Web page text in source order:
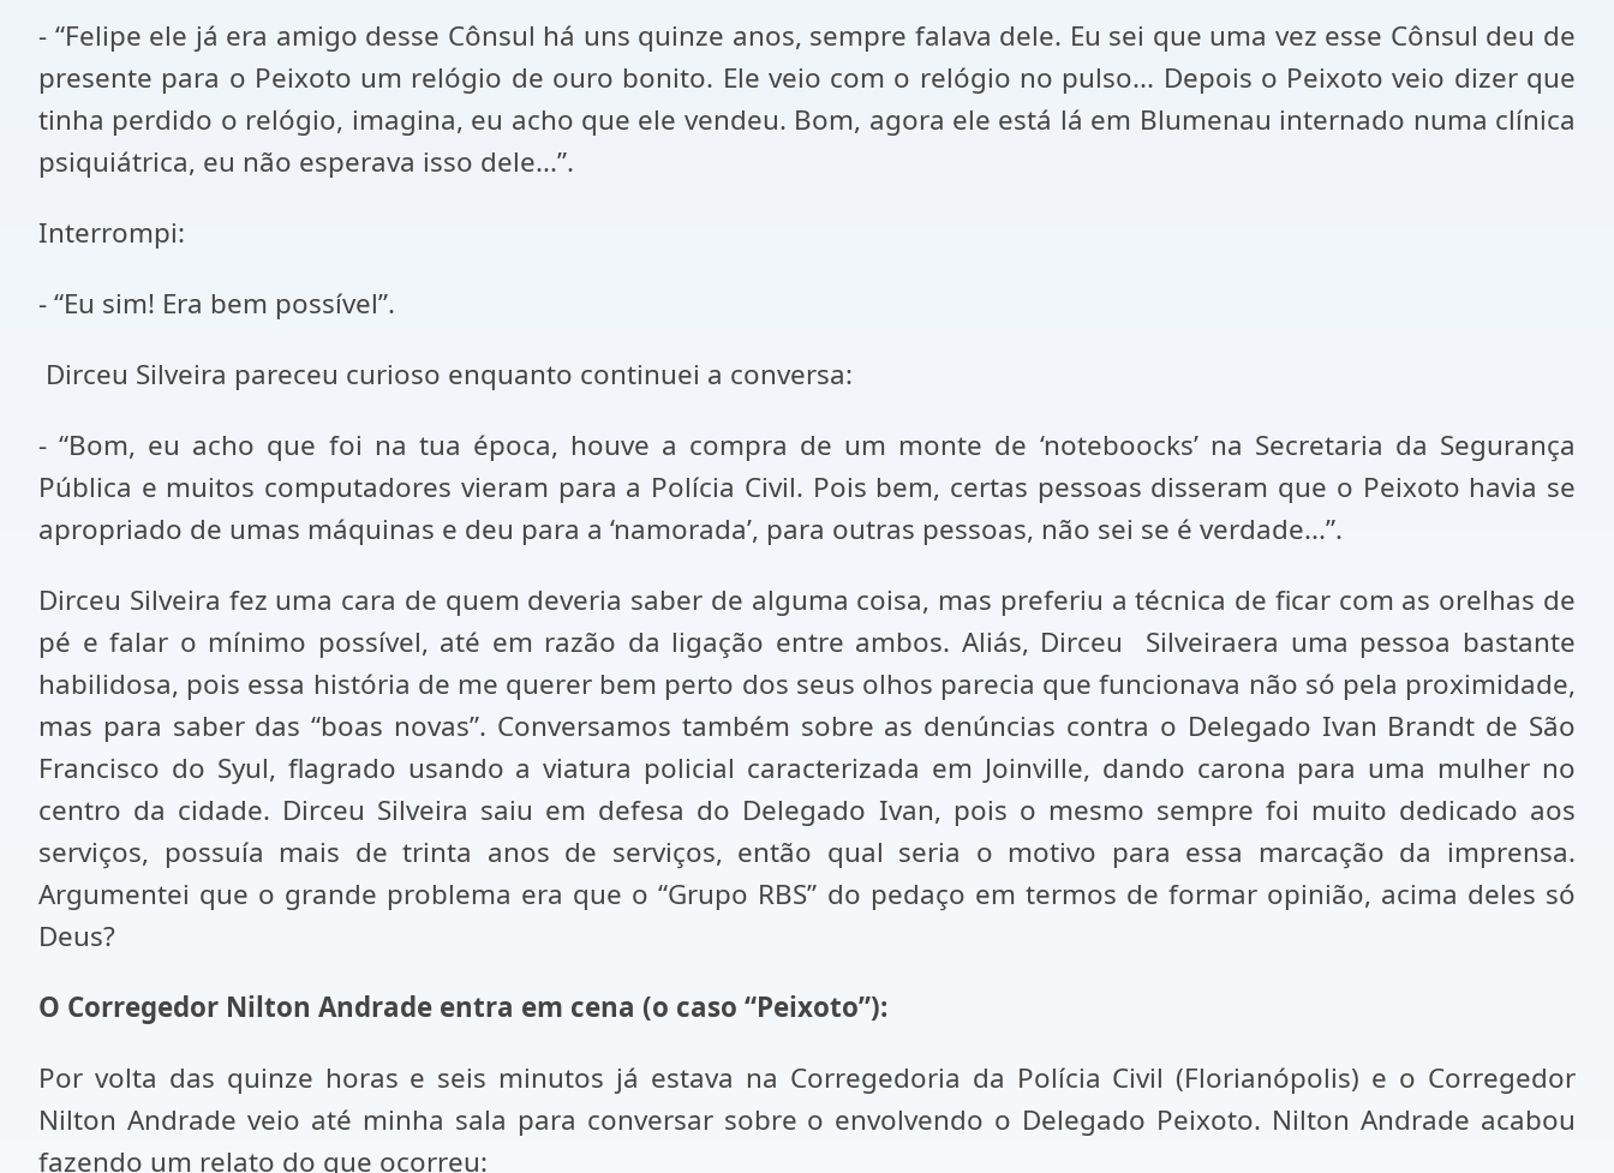
- “Felipe ele já era amigo desse Cônsul há uns quinze anos, sempre falava dele. Eu sei que uma vez esse Cônsul deu de
presente para o Peixoto um relógio de ouro bonito. Ele veio com o relógio no pulso... Depois o Peixoto veio dizer que
tinha perdido o relógio, imagina, eu acho que ele vendeu. Bom, agora ele está lá em Blumenau internado numa clínica
psiquiátrica, eu não esperava isso dele...”.
Interrompi:
- “Eu sim! Era bem possível”.
Dirceu Silveira pareceu curioso enquanto continuei a conversa:
- “Bom, eu acho que foi na tua época, houve a compra de um monte de ‘noteboocks’ na Secretaria da Segurança
Pública e muitos computadores vieram para a Polícia Civil. Pois bem, certas pessoas disseram que o Peixoto havia se
apropriado de umas máquinas e deu para a ‘namorada’, para outras pessoas, não sei se é verdade...”.
Dirceu Silveira fez uma cara de quem deveria saber de alguma coisa, mas preferiu a técnica de ficar com as orelhas de
pé e falar o mínimo possível, até em razão da ligação entre ambos. Aliás, Dirceu Silveiraera uma pessoa bastante
habilidosa, pois essa história de me querer bem perto dos seus olhos parecia que funcionava não só pela proximidade,
mas para saber das “boas novas”. Conversamos também sobre as denúncias contra o Delegado Ivan Brandt de São
Francisco do Syul, flagrado usando a viatura policial caracterizada em Joinville, dando carona para uma mulher no
centro da cidade. Dirceu Silveira saiu em defesa do Delegado Ivan, pois o mesmo sempre foi muito dedicado aos
serviços, possuía mais de trinta anos de serviços, então qual seria o motivo para essa marcação da imprensa.
Argumentei que o grande problema era que o “Grupo RBS” do pedaço em termos de formar opinião, acima deles só
Deus?
O Corregedor Nilton Andrade entra em cena (o caso “Peixoto”):
Por volta das quinze horas e seis minutos já estava na Corregedoria da Polícia Civil (Florianópolis) e o Corregedor
Nilton Andrade veio até minha sala para conversar sobre o envolvendo o Delegado Peixoto. Nilton Andrade acabou
fazendo um relato do que ocorreu: